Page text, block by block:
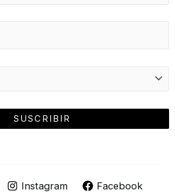
Instagram
Facebook